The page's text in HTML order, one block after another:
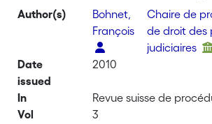
Author(s)
Bohnet,
François
Chaire de
de droit des
judiciaires
Date
issued
2010
In
Revue suisse de
Vol
3